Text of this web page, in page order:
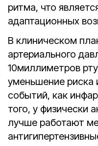
ритма, что
адаптационных
В клиническом
артериального
10миллиметров
уменьшение риска
событий, как
того, у физически
лучше работают